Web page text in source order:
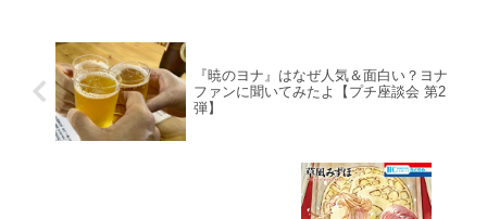
『暁のヨナ』はなぜ人気＆面白い？ヨナ
ファンに聞いてみたよ【プチ座談会 第2
弾】